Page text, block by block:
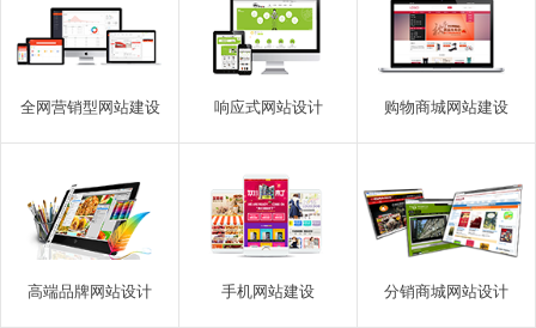
全网营销型网站建设 响应式网站设计 购物商城网站建设
高端品牌网站设计 手机网站建设 分销商城网站设计